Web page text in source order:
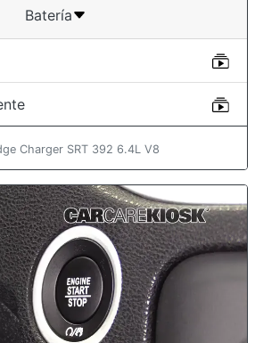
Batería
Charger SRT 392 6.4L V8